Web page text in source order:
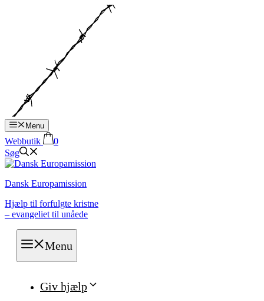
Menu
Webbutik
0
Søg
Dansk Europamission
Hjælp til forfulgte kristne
– evangeliet til unåede
Menu
Giv hjælp